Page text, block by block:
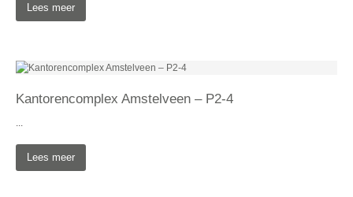
Lees meer
Kantorencomplex Amstelveen – P2-4
...
Lees meer